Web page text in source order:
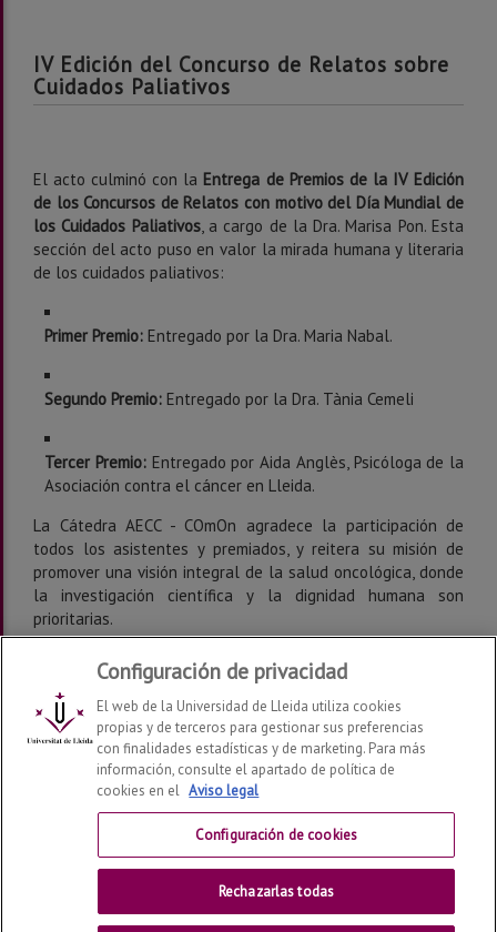
IV Edición del Concurso de Relatos sobre
Cuidados Paliativos
El acto culminó con la Entrega de Premios de la IV Edición
de los Concursos de Relatos con motivo del Día Mundial de
los Cuidados Paliativos, a cargo de la Dra. Marisa Pon. Esta
sección del acto puso en valor la mirada humana y literaria
de los cuidados paliativos:
Primer Premio: Entregado por la Dra. Maria Nabal.
Segundo Premio: Entregado por la Dra. Tània Cemeli
Tercer Premio:Entregado por Aida Anglès, Psicóloga de la
Asociación contra el cáncer en Lleida.
La Cátedra AECC - COmOn agradece la participación de
todos los asistentes y premiados, y reitera su misión de
promover una visión integral de la salud oncológica, donde
la investigación científica y la dignidad humana son
prioritarias.
Comunicar es Humanizar: Atención centrada en el paciente
2026© | Telf: +34 973 70 24 51
Contactar
Universitat de Lleida
Configuración de privacidad
El web de la Universidad de Lleida utiliza cookies
propias y de terceros para gestionar sus preferencias
con finalidades estadísticas y de marketing. Para más
información, consulte el apartado de política de
cookies en el Aviso legal
Configuración de cookies
Rechazarlas todas